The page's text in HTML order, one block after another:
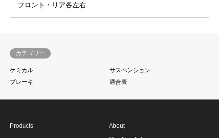
フロント・リア各左右
カテゴリー
ケミカル
サスペンション
ブレーキ
適合表
Products
About